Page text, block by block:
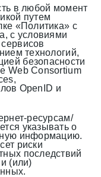
в любой момент
путем
«Политика» с
с условиями
технологий,
безопасности
Web Consortium
OpenID и
ресурсам/
указывать о
информацию.
риски
последствий
(или)